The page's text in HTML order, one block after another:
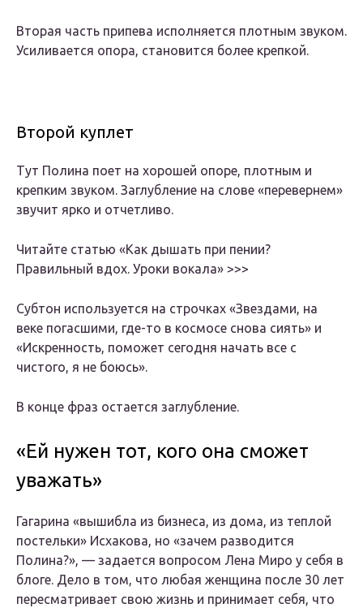
Вторая часть припева исполняется плотным звуком.
Усиливается опора, становится более крепкой.
Второй куплет
Тут Полина поет на хорошей опоре, плотным и
крепким звуком. Заглубление на слове «перевернем»
звучит ярко и отчетливо.
Читайте статью «Как дышать при пении?
Правильный вдох. Уроки вокала» >>>
Субтон используется на строчках «Звездами, на
веке погасшими, где-то в космосе снова сиять» и
«Искренность, поможет сегодня начать все с
чистого, я не боюсь».
В конце фраз остается заглубление.
«Ей нужен тот, кого она сможет
уважать»
Гагарина «вышибла из бизнеса, из дома, из теплой
постельки» Исхакова, но «зачем разводится
Полина?», — задается вопросом Лена Миро у себя в
блоге. Дело в том, что любая женщина после 30 лет
пересматривает свою жизнь и принимает себя, что